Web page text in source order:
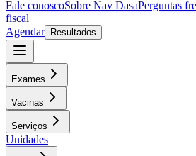
Fale conoscoSobre Nav DasaPerguntas
fiscal
Agendar
Resultados
Exames
Vacinas
Serviços
Unidades